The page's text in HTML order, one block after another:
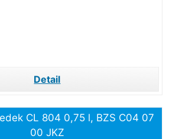
Detail
CL 804 0,75 l, BZS C04 07
00 JKZ